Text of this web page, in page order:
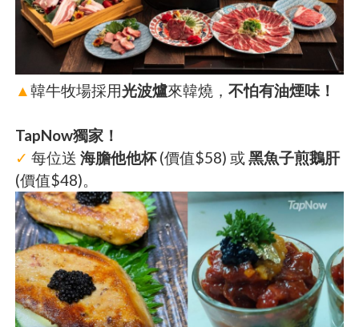
▲韓牛牧場採用光波爐來韓燒，不怕有油煙味！
TapNow獨家！
✓每位送 海膽他他杯(價值$58) 或黑魚子煎鵝肝
(價值$48)。